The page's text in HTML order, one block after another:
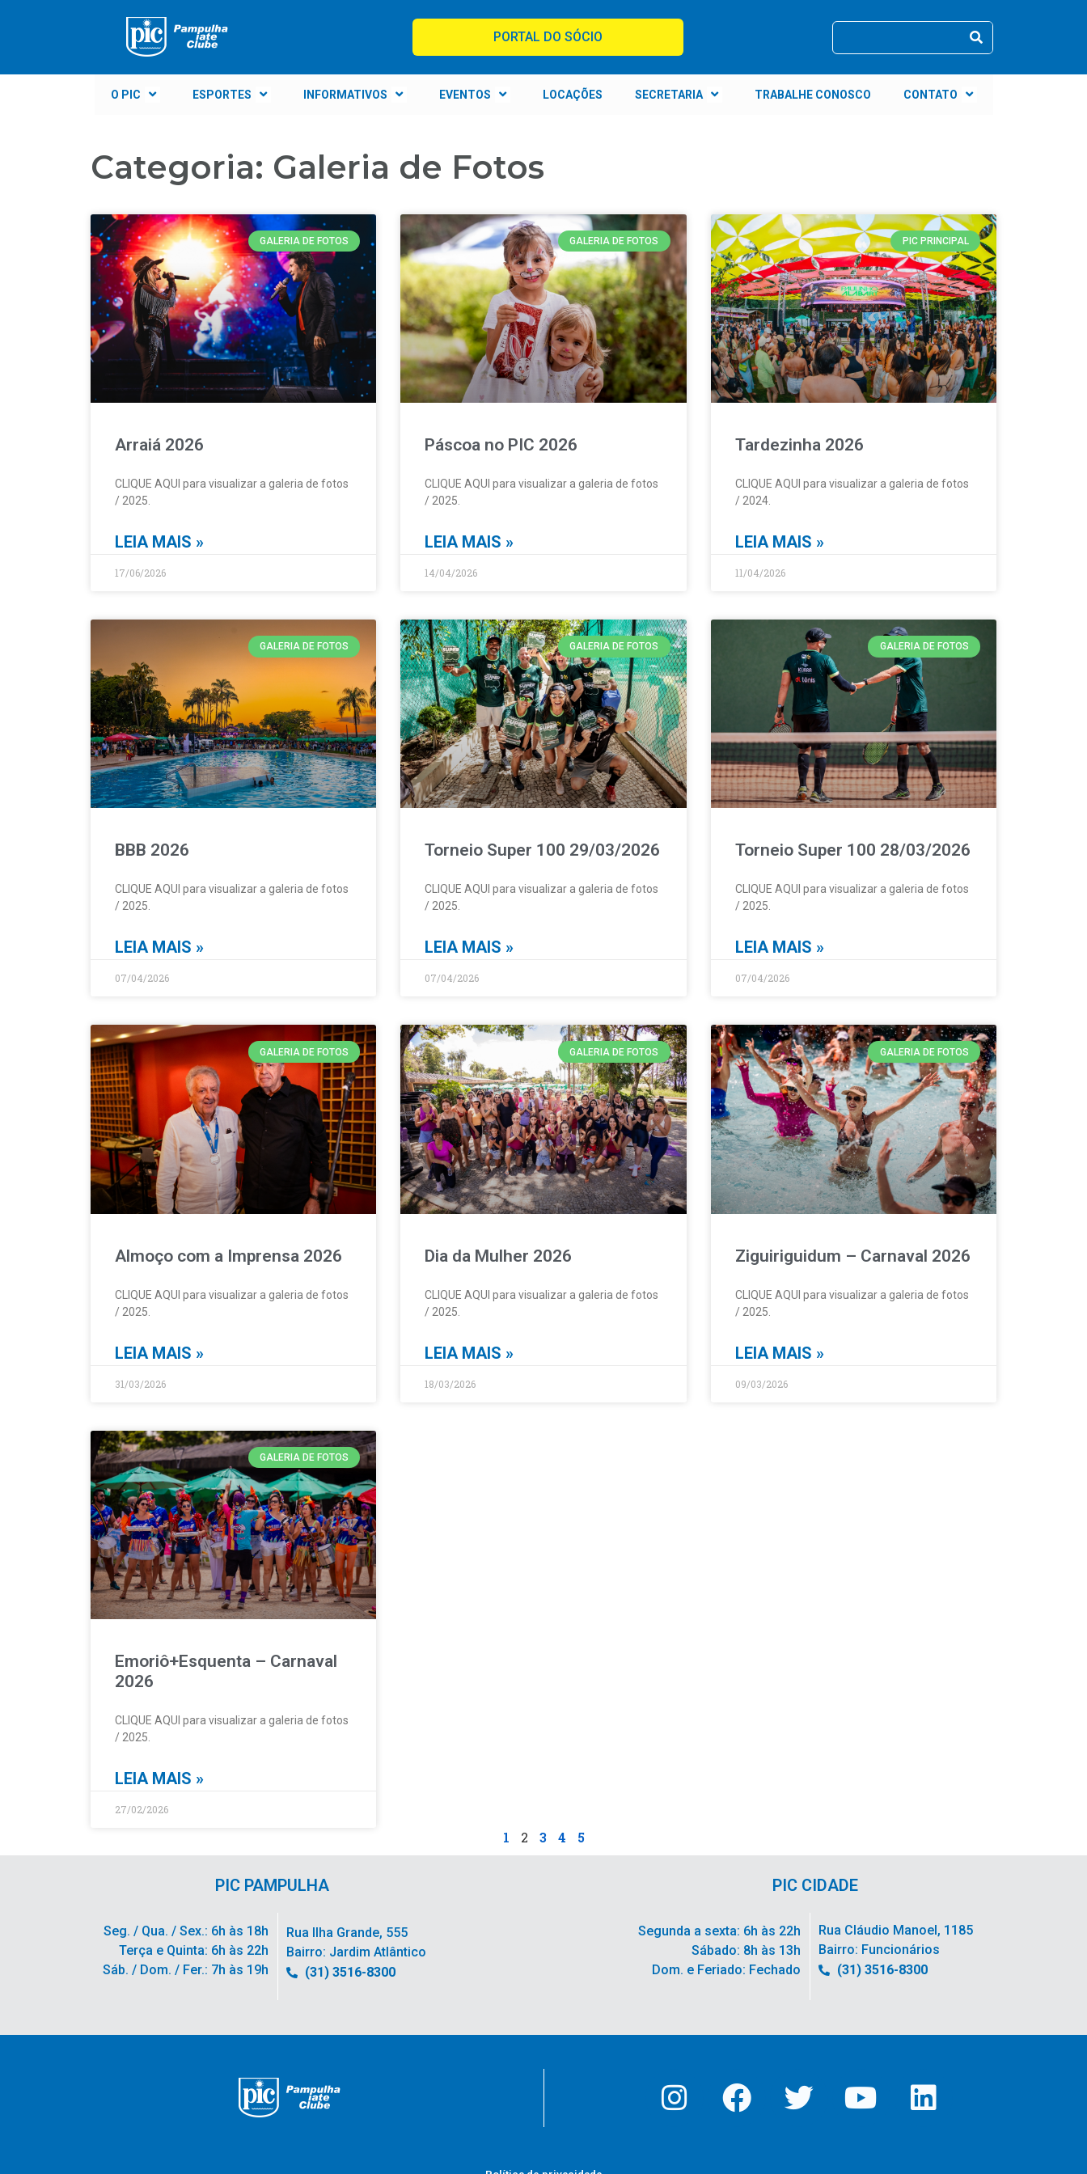
PORTAL DO SÓCIO
O PIC ESPORTES INFORMATIVOS EVENTOS LOCAÇÕES SECRETARIA TRABALHE CONOSCO CONTATO
Categoria: Galeria de Fotos
GALERIA DE FOTOS
Arraiá 2026
CLIQUE AQUI para visualizar a galeria de fotos
/ 2025.
LEIA MAIS »
17/06/2026
GALERIA DE FOTOS
Páscoa no PIC 2026
CLIQUE AQUI para visualizar a galeria de fotos
/ 2025.
LEIA MAIS »
14/04/2026
PIC PRINCIPAL
Tardezinha 2026
CLIQUE AQUI para visualizar a galeria de fotos
/ 2024.
LEIA MAIS »
11/04/2026
GALERIA DE FOTOS
BBB 2026
CLIQUE AQUI para visualizar a galeria de fotos
/ 2025.
LEIA MAIS »
07/04/2026
GALERIA DE FOTOS
Torneio Super 100 29/03/2026
CLIQUE AQUI para visualizar a galeria de fotos
/ 2025.
LEIA MAIS »
07/04/2026
GALERIA DE FOTOS
Torneio Super 100 28/03/2026
CLIQUE AQUI para visualizar a galeria de fotos
/ 2025.
LEIA MAIS »
07/04/2026
GALERIA DE FOTOS
Almoço com a Imprensa 2026
CLIQUE AQUI para visualizar a galeria de fotos
/ 2025.
LEIA MAIS »
31/03/2026
GALERIA DE FOTOS
Dia da Mulher 2026
CLIQUE AQUI para visualizar a galeria de fotos
/ 2025.
LEIA MAIS »
18/03/2026
GALERIA DE FOTOS
Ziguiriguidum – Carnaval 2026
CLIQUE AQUI para visualizar a galeria de fotos
/ 2025.
LEIA MAIS »
09/03/2026
GALERIA DE FOTOS
Emoriô+Esquenta – Carnaval
2026
CLIQUE AQUI para visualizar a galeria de fotos
/ 2025.
LEIA MAIS »
27/02/2026
1 2 3 4 5
PIC PAMPULHA PIC CIDADE
Seg. / Qua. / Sex.: 6h às 18h
Terça e Quinta: 6h às 22h
Sáb. / Dom. / Fer.: 7h às 19h
Rua Ilha Grande, 555
Bairro: Jardim Atlântico
(31) 3516-8300
Segunda a sexta: 6h às 22h
Sábado: 8h às 13h
Dom. e Feriado: Fechado
Rua Cláudio Manoel, 1185
Bairro: Funcionários
(31) 3516-8300